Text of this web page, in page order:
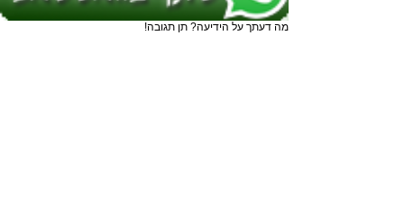
מה דעתך על הידיעה? תן תגובה!